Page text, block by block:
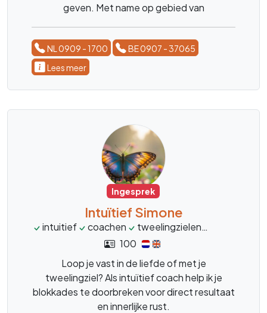
geven. Met name op gebied van
NL 0909 - 1700
BE 0907 - 37065
Lees meer
Ingesprek
Intuïtief Simone
intuitief coachen tweelingzielen
100
Loop je vast in de liefde of met je
tweelingziel? Als intuïtief coach help ik je
blokkades te doorbreken voor direct resultaat
en innerlijke rust.